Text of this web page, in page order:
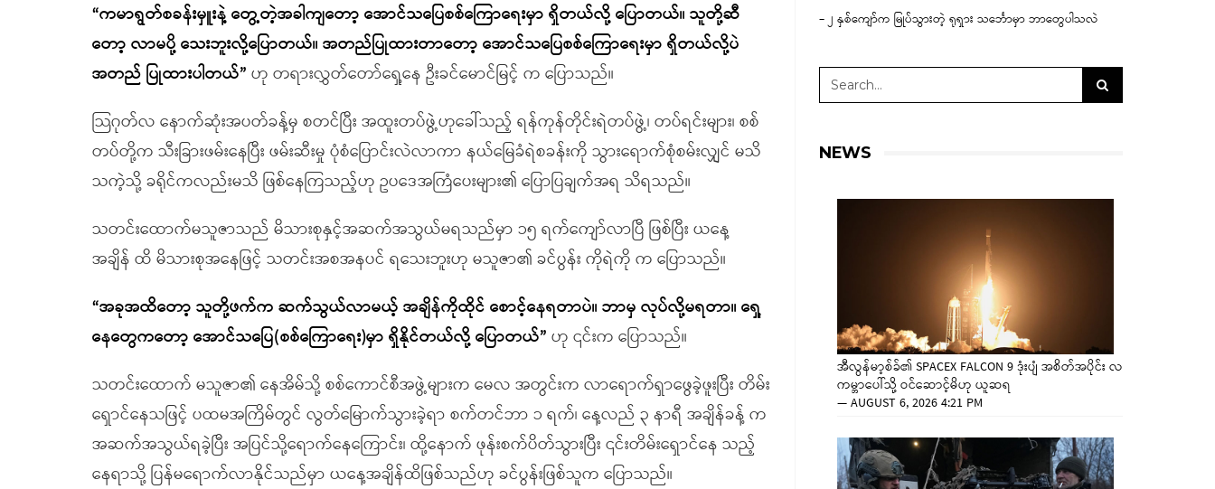
“ကမာရွတ်စခန်းမှူးနဲ့ တွေ့တဲ့အခါကျတော့ အောင်သပြေစစ်ကြောရေးမှာ ရှိတယ်လို့ ပြောတယ်။ သူတို့ဆီ
တော့ လာမပို့ သေးဘူးလို့ပြောတယ်။ အတည်ပြုထားတာတော့ အောင်သပြေစစ်ကြောရေးမှာ ရှိတယ်လို့ပဲ
အတည် ပြုထားပါတယ်” ဟု တရားလွှတ်တော်ရှေ့နေ ဦးခင်မောင်မြင့် က ပြောသည်။
သြဂုတ်လ နောက်ဆုံးအပတ်ခန့်မှ စတင်ပြီး အထူးတပ်ဖွဲ့ဟုခေါ်သည့် ရန်ကုန်တိုင်းရဲတပ်ဖွဲ့၊ တပ်ရင်းများ၊ စစ်
တပ်တို့က သီးခြားဖမ်းနေပြီး ဖမ်းဆီးမှု ပုံစံပြောင်းလဲလာကာ နယ်မြေခံရဲစခန်းကို သွားရောက်စုံစမ်းလျှင် မသိ
သကဲ့သို့ ခရိုင်ကလည်းမသိ ဖြစ်နေကြသည့်ဟု ဥပဒေအကြံပေးများ၏ ပြောပြချက်အရ သိရသည်။
သတင်းထောက်မသူဇာသည် မိသားစုနှင့်အဆက်အသွယ်မရသည်မှာ ၁၅ ရက်ကျော်လာပြီ ဖြစ်ပြီး ယနေ့
အချိန် ထိ မိသားစုအနေဖြင့် သတင်းအစအနပင် ရသေးဘူးဟု မသူဇာ၏ ခင်ပွန်း ကိုရဲကို က ပြောသည်။
“အခုအထိတော့ သူတို့ဖက်က ဆက်သွယ်လာမယ့် အချိန်ကိုထိုင် စောင့်နေရတာပဲ။ ဘာမှ လုပ်လို့မရတာ။ ရှေ့
နေတွေကတော့ အောင်သပြေ(စစ်ကြောရေး)မှာ ရှိနိုင်တယ်လို့ ပြောတယ်” ဟု ၎င်းက ပြောသည်။
သတင်းထောက် မသူဇာ၏ နေအိမ်သို့ စစ်ကောင်စီအဖွဲ့များက မေလ အတွင်းက လာရောက်ရှာဖွေခဲ့ဖူးပြီး တိမ်း
ရှောင်နေသဖြင့် ပထမအကြိမ်တွင် လွတ်မြောက်သွားခဲ့ရာ စက်တင်ဘာ ၁ ရက်၊ နေ့လည် ၃ နာရီ အချိန်ခန့် က
အဆက်အသွယ်ရခဲ့ပြီး အပြင်သို့ရောက်နေကြောင်း၊ ထို့နောက် ဖုန်းစက်ပိတ်သွားပြီး ၎င်းတိမ်းရှောင်နေ သည့်
နေရာသို့ ပြန်မရောက်လာနိုင်သည်မှာ ယနေ့အချိန်ထိဖြစ်သည်ဟု ခင်ပွန်းဖြစ်သူက ပြောသည်။
– ၂ နှစ်ကျော်က မြုပ်သွားတဲ့ ရုရှား သင်္ဘောမှာ ဘာတွေပါသလဲ
NEWS
အီလွန်မာ့စ်ခ်၏ SPACEX FALCON 9 ဒုံးပျံ အစိတ်အပိုင်း လ
ကမ္ဘာပေါ်သို့ ဝင်ဆောင့်မိဟု ယူဆရ
—AUGUST 6, 2026 4:21 PM